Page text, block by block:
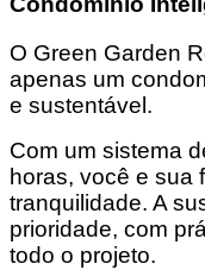
O Green Garden
apenas um
e sustentável.
Com um sistema
horas, você e sua
tranquilidade. A
prioridade, com
todo o projeto.